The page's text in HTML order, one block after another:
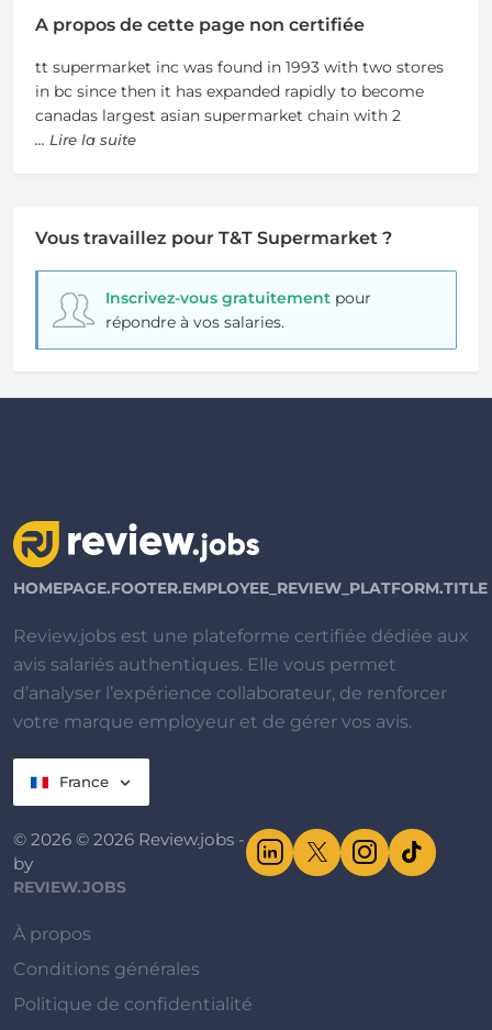
A propos de cette page non certifiée
tt supermarket inc was found in 1993 with two stores
in bc since then it has expanded rapidly to become
canadas largest asian supermarket chain with 2
... Lire la suite
Vous travaillez pour T&T Supermarket ?
Inscrivez-vous gratuitementpour
répondre à vos salaries.
HOMEPAGE.FOOTER.EMPLOYEE_REVIEW_PLATFORM.TITLE
Review.jobs est une plateforme certifiée dédiée aux
avis salariés authentiques. Elle vous permet
d’analyser l’expérience collaborateur, de renforcer
votre marque employeur et de gérer vos avis.
France
© 2026 © 2026 Review.jobs -
by
REVIEW.JOBS
À propos
Conditions générales
Politique de confidentialité